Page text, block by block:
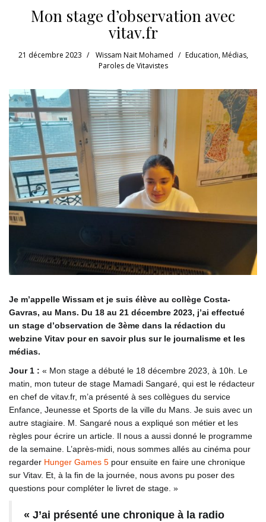
Mon stage d’observation avec
vitav.fr
21 décembre 2023 Wissam Nait Mohamed Education,Médias,
Paroles de Vitavistes
Je m’appelle Wissam et je suis élève au collège Costa-
Gavras, au Mans. Du 18 au 21 décembre 2023, j’ai effectué
un stage d’observation de 3ème dans la rédaction du
webzine Vitav pour en savoir plus sur le journalisme et les
médias.
Jour 1 : « Mon stage a débuté le 18 décembre 2023, à 10h. Le
matin, mon tuteur de stage Mamadi Sangaré, qui est le rédacteur
en chef de vitav.fr, m’a présenté à ses collègues du service
Enfance, Jeunesse et Sports de la ville du Mans. Je suis avec un
autre stagiaire. M. Sangaré nous a expliqué son métier et les
règles pour écrire un article. Il nous a aussi donné le programme
de la semaine. L’après-midi, nous sommes allés au cinéma pour
regarder Hunger Games 5 pour ensuite en faire une chronique
sur Vitav. Et, à la fin de la journée, nous avons pu poser des
questions pour compléter le livret de stage. »
« J’ai présenté une chronique à la radio